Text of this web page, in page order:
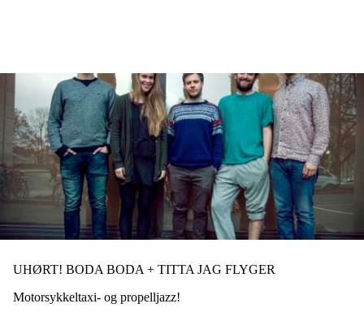
UHØRT! BODA BODA + TITTA JAG FLYGER
Motorsykkeltaxi- og propelljazz!